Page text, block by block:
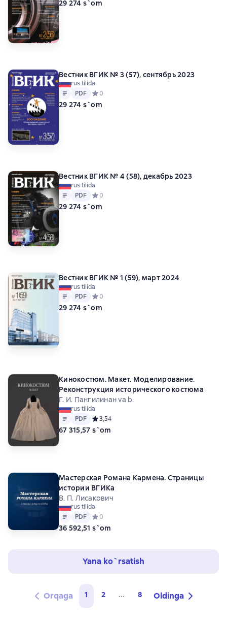
29 274 s`om
Вестник ВГИК № 3 (57), сентябрь 2023
rus tilida
Matn
PDF
PDF Средний рейтинг 0 на основе 0 оценок
0
29 274 s`om
Вестник ВГИК № 4 (58), декабрь 2023
rus tilida
Matn
PDF
PDF Средний рейтинг 0 на основе 0 оценок
0
29 274 s`om
Вестник ВГИК № 1 (59), март 2024
rus tilida
Matn
PDF
PDF Средний рейтинг 0 на основе 0 оценок
0
29 274 s`om
Кинокостюм. Макет. Моделирование.
Реконструкция исторического костюма
Г. И. Пангилинан va b.
rus tilida
Matn
PDF
PDF Средний рейтинг 3,5 на основе 4 оценок
3,54
67 315,57 s`om
Мастерская Романа Кармена. Страницы
истории ВГИКа
В. П. Лисакович
rus tilida
Matn
PDF
PDF Средний рейтинг 0 на основе 0 оценок
0
36 592,51 s`om
Yana ko`rsatish
Orqaga 1 2 ... 8 Oldinga